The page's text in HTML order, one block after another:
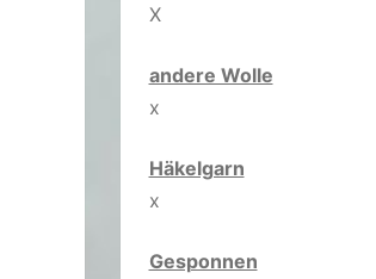
X
andere Wolle
x
Häkelgarn
x
Gesponnen